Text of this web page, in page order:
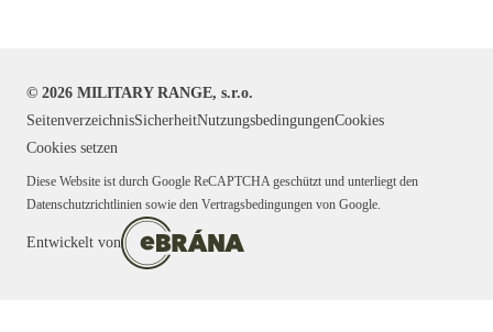
© 2026 MILITARY RANGE, s.r.o.
SeitenverzeichnisSicherheitNutzungsbedingungenCookies
Cookies setzen
Diese Website ist durch Google ReCAPTCHA geschützt und unterliegt den
Datenschutzrichtlinien sowie den Vertragsbedingungen von Google.
Entwickelt von